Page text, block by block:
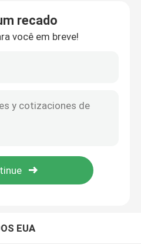
recado
você em breve!
EUA